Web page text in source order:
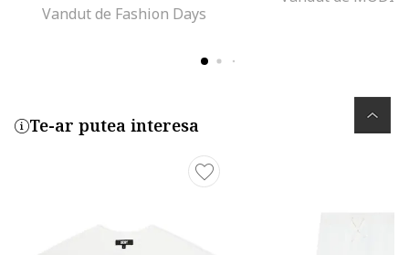
Vandut de Fashion Days
Te-ar putea interesa